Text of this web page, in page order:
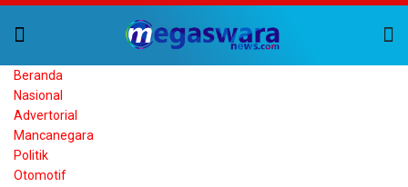
Beranda
Nasional
Advertorial
Mancanegara
Politik
Otomotif